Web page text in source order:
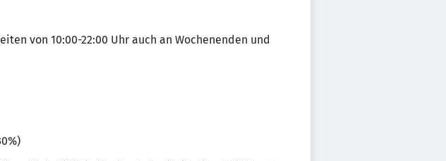
von 10:00-22:00 Uhr auch an Wochenenden und